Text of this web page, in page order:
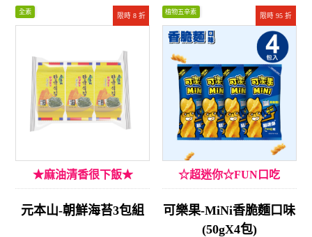
限時 8 折
全素
★麻油清香很下飯★
元本山-朝鮮海苔3包組
限時 95 折
植物五辛素
☆超迷你☆FUN口吃
可樂果-MiNi香脆麵口味
(50gX4包)